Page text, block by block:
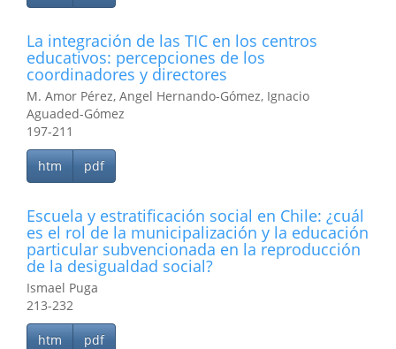
La integración de las TIC en los centros
educativos: percepciones de los
coordinadores y directores
M. Amor Pérez, Angel Hernando-Gómez, Ignacio
Aguaded-Gómez
197-211
htm pdf
Escuela y estratificación social en Chile: ¿cuál
es el rol de la municipalización y la educación
particular subvencionada en la reproducción
de la desigualdad social?
Ismael Puga
213-232
htm pdf